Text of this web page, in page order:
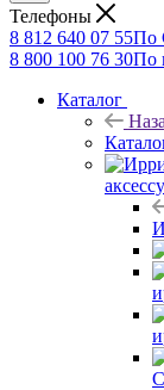
Телефоны
8 812 640 07 55По
8 800 100 76 30По
Каталог